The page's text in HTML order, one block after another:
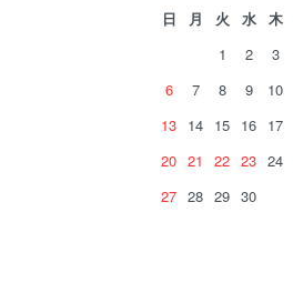
日 月 火 水 木
1
2 3
6
7 8 9 10
13 14 15 16 17
20 21 22 23 24
27 28 29 30